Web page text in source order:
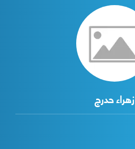
زهراء حدرج